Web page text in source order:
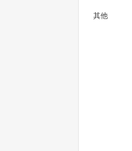
其他